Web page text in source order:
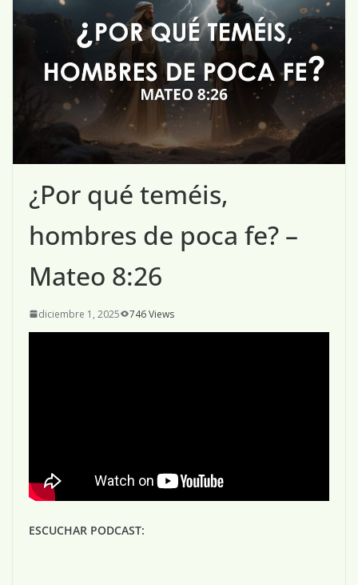
¿Por qué teméis,
hombres de poca fe? –
Mateo 8:26
diciembre 1, 2025 746 Views
ESCUCHAR PODCAST: